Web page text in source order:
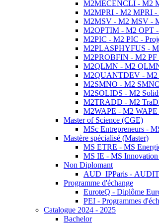
M2MECENCLI - M2
M2MPRI - M2 MPRI -
M2MSV - M2 MSV -
M2OPTIM - M2 OPT -
M2PIC - M2 PIC -
M2PLASPHYFUS -
M2PROBFIN - M2 PF
M2QLMN - M2 QLMN
M2QUANTDEV - M2
M2SMNO - M2 SMNO
M2SOLIDS - M2
M2TRADD - M2
M2WAPE - M2 WAPE
Master of Science (CGE)
MSc Entrepreneurs -
Mastère spécialisé (Master)
MS ETRE - MS
MS IE - MS Innovation
Non Diplomant
AUD_IPParis -
Programme d'échange
EuroteQ - Diplôme
PEI - Programmes
Catalogue 2024 - 2025
Bachelor